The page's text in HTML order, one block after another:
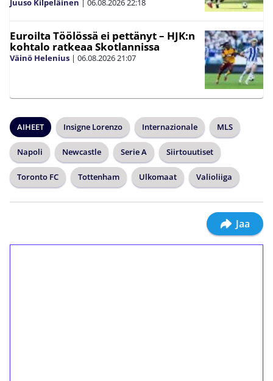
Juuso Kilpeläinen | 06.08.202622:18
Euroilta Töölössä ei pettänyt – HJK:n
kohtalo ratkeaa Skotlannissa
Väinö Helenius | 06.08.202621:07
AIHEET Insigne Lorenzo Internazionale MLS
Napoli Newcastle Serie A Siirtouutiset
Toronto FC Tottenham Ulkomaat Valioliiga
Jaa